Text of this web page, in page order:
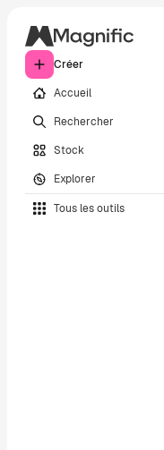
Créer
Accueil
Rechercher
Stock
Explorer
Tous les outils